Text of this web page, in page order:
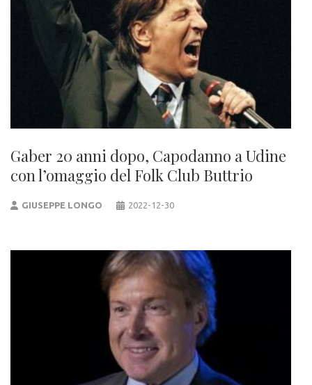
Gaber 20 anni dopo, Capodanno a Udine
con l’omaggio del Folk Club Buttrio
GIUSEPPE LONGO 2022-12-30